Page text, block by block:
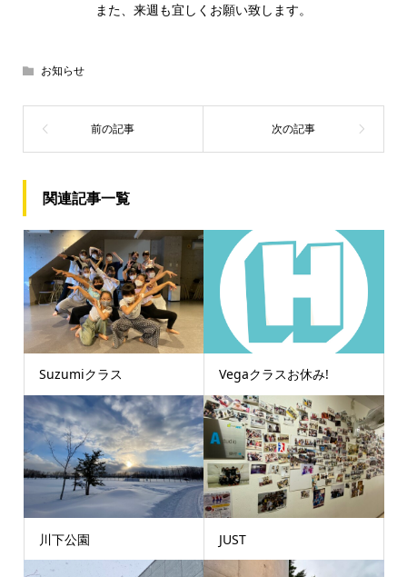
また、来週も宜しくお願い致します。
お知らせ
関連記事一覧
Suzumiクラス Vegaクラスお休み!
川下公園 JUST